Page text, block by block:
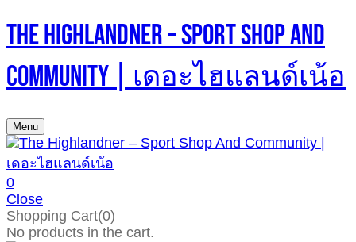
The Highlandner – Sport Shop And
Community | เดอะไฮแลนด์เน้อ
Menu
0
Close
Shopping Cart(0)
No products in the cart.